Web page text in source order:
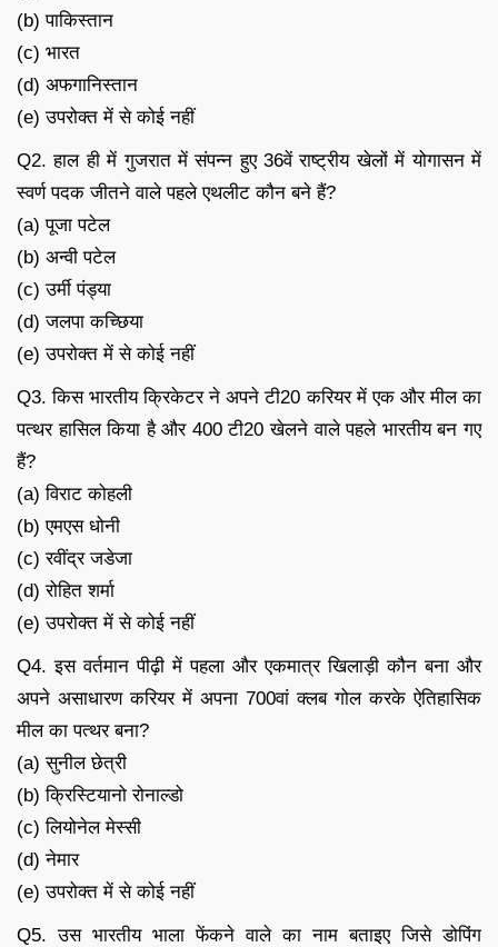
(b) पाकिस्तान
(c) भारत
(d) अफगानिस्तान
(e) उपरोक्त में से कोई नहीं
Q2. हाल ही में गुजरात में संपन्न हुए 36वें राष्ट्रीय खेलों में योगासन में
स्वर्ण पदक जीतने वाले पहले एथलीट कौन बने हैं?
(a) पूजा पटेल
(b) अन्वी पटेल
(c) उर्मी पंड्या
(d) जलपा कच्छिया
(e) उपरोक्त में से कोई नहीं
Q3. किस भारतीय क्रिकेटर ने अपने टी20 करियर में एक और मील का
पत्थर हासिल किया है और 400 टी20 खेलने वाले पहले भारतीय बन गए
हैं?
(a) विराट कोहली
(b) एमएस धोनी
(c) रवींद्र जडेजा
(d) रोहित शर्मा
(e) उपरोक्त में से कोई नहीं
Q4. इस वर्तमान पीढ़ी में पहला और एकमात्र खिलाड़ी कौन बना और
अपने असाधारण करियर में अपना 700वां क्लब गोल करके ऐतिहासिक
मील का पत्थर बना?
(a) सुनील छेत्री
(b) क्रिस्टियानो रोनाल्डो
(c) लियोनेल मेस्सी
(d) नेमार
(e) उपरोक्त में से कोई नहीं
Q5. उस भारतीय भाला फेंकने वाले का नाम बताइए जिसे डोपिंग